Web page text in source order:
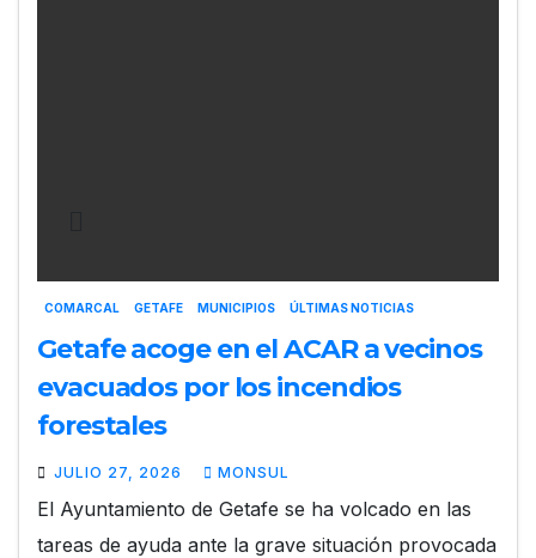
COMARCAL GETAFE MUNICIPIOS ÚLTIMAS NOTICIAS
Getafe acoge en el ACAR a vecinos
evacuados por los incendios
forestales
JULIO 27, 2026 MONSUL
El Ayuntamiento de Getafe se ha volcado en las
tareas de ayuda ante la grave situación provocada